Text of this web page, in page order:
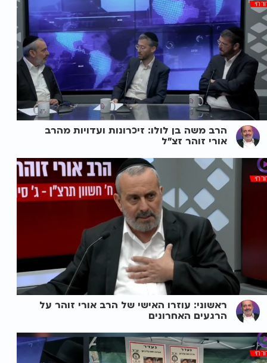
הרב משה בן לולו: זיכרונות ועדויות מהרב
אורי זוהר זצ"ל
ראשוני: עוזרו האישי של הרב אורי זוהר על
הרגעים האחרונים